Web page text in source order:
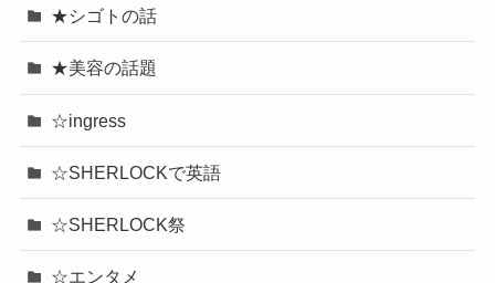
★シゴトの話
★美容の話題
☆ingress
☆SHERLOCKで英語
☆SHERLOCK祭
☆エンタメ